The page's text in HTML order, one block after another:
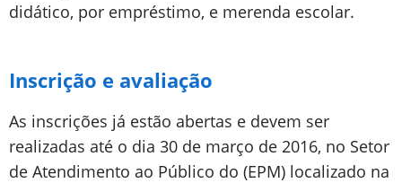
didático, por empréstimo, e merenda escolar.
Inscrição e avaliação
As inscrições já estão abertas e devem ser
realizadas até o dia 30 de março de 2016, no Setor
de Atendimento ao Público do (EPM) localizado na